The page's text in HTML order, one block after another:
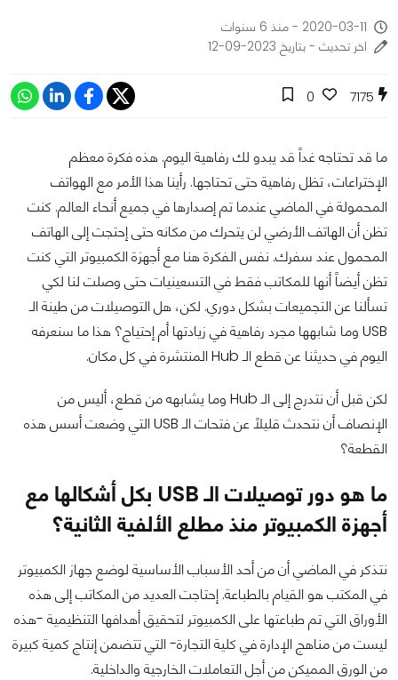
2020-03-11 - منذ 6 سنوات
اخر تحديث - بتاريخ 2023-09-12
7175
0
ما قد تحتاجه غداً قد يبدو لك رفاهية اليوم. هذه فكرة معظم
الإختراعات، تظل رفاهية حتى تحتاجها. رأينا هذا الأمر مع الهواتف
المحمولة في الماضي عندما تم إصدارها في جميع أنحاء العالم. كنت
تظن أن الهاتف الأرضي لن يتحرك من مكانه حتى إحتجت إلى الهاتف
المحمول عند سفرك. نفس الفكرة هنا مع أجهزة الكمبيوتر التي كنت
تظن أيضاً أنها للمكاتب فقط في التسعينيات حتى وصلت لنا لكي
تسألنا عن التجميعات بشكل دوري. لكن، هل التوصيلات من طينة الـ
USB وما شابهها مجرد رفاهية في زيادتها أم إحتياج؟ هذا ما سنعرفه
اليوم في حديثنا عن قطع الـ Hub المنتشرة في كل مكان.
لكن قبل أن نتدرج إلى الـ Hub وما يشابهه من قطع، أليس من
الإنصاف أن نتحدث قليلاً عن فتحات الـ USB التي وضعت أسس هذه
القطعة؟
ما هو دور توصيلات الـ USB بكل أشكالها مع
أجهزة الكمبيوتر منذ مطلع الألفية الثانية؟
نتذكر في الماضي أن من أحد الأسباب الأساسية لوضع جهاز الكمبيوتر
في المكتب هو القيام بالطباعة. إحتاجت العديد من المكاتب إلى هذه
الأوراق التي تم طباعتها على الكمبيوتر لتحقيق أهدافها التنظيمية -هذه
ليست من مناهج الإدارة في كلية التجارة- التي تتضمن إنتاج كمية كبيرة
من الورق المميكن من أجل التعاملات الخارجية والداخلية.